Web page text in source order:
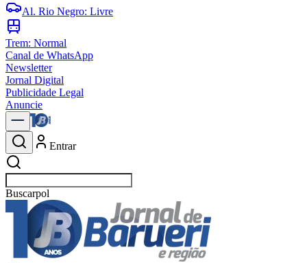
Al. Rio Negro: Livre
Trem: Normal
Canal de WhatsApp
Newsletter
Jornal Digital
Publicidade Legal
Anuncie
Entrar
Buscarnotíc